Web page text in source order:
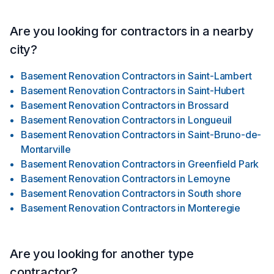
Are you looking for contractors in a nearby
city?
Basement Renovation Contractors in Saint-Lambert
Basement Renovation Contractors in Saint-Hubert
Basement Renovation Contractors in Brossard
Basement Renovation Contractors in Longueuil
Basement Renovation Contractors in Saint-Bruno-de-
Montarville
Basement Renovation Contractors in Greenfield Park
Basement Renovation Contractors in Lemoyne
Basement Renovation Contractors in South shore
Basement Renovation Contractors in Monteregie
Are you looking for another type